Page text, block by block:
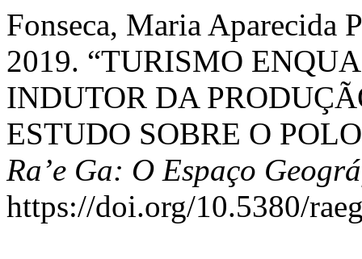
Fonseca, Maria Aparecida
2019. “TURISMO
INDUTOR DA
ESTUDO SOBRE O
Ra’e Ga: O Espaço
https://doi.org/10.5380/